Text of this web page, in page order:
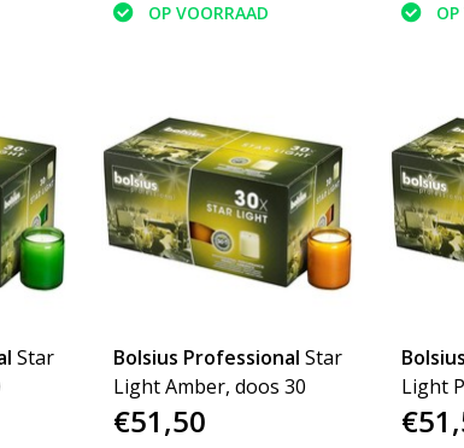
OP VOORRAAD
Star
Bolsius Professional Star
Light Amber, doos 30
€51,50
Light